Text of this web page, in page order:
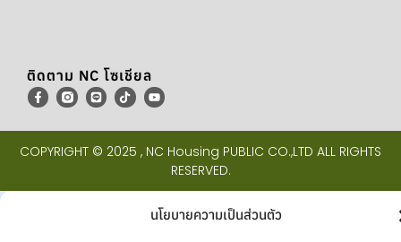
นโยบายความเป็นส่วนตัว
ติดตาม NC โซเชียล
COPYRIGHT © 2025 , NC Housing PUBLIC CO.,LTD ALL RIGHTS
RESERVED.